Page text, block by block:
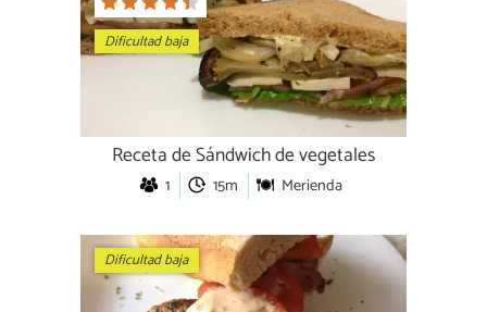
Dificultad baja
Receta de Sándwich de vegetales
1 15m Merienda
Dificultad baja